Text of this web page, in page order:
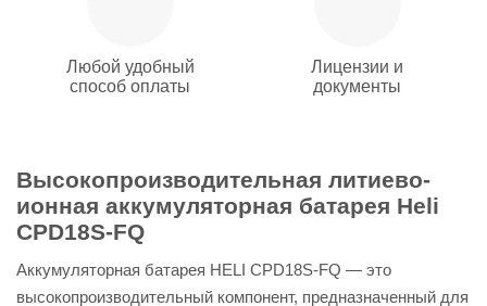
Любой удобный
способ оплаты
Лицензии и
документы
Высокопроизводительная литиево-
ионная аккумуляторная батарея Heli
CPD18S-FQ
Аккумуляторная батарея HELI CPD18S-FQ — это
высокопроизводительный компонент, предназначенный для